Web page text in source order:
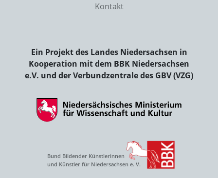
Kontakt
Ein Projekt des Landes Niedersachsen in
Kooperation mit dem BBK Niedersachsen
e.V. und der Verbundzentrale des GBV (VZG)
Bund Bildender Künstlerinnen
und Künstler für Niedersachsen e. V.